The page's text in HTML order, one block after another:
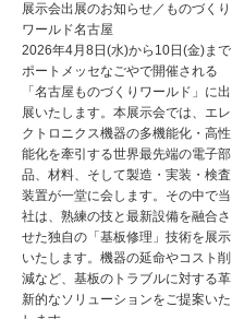
展示会出展のお知らせ／ものづくり
ワールド名古屋
2026年4月8日(水)から10日(金)まで
ポートメッセなごやで開催される
「名古屋ものづくりワールド」に出
展いたします。本展示会では、エレ
クトロニクス機器の多機能化・高性
能化を牽引する世界最先端の電子部
品、材料、そして製造・実装・検査
装置が一堂に会します。その中で当
社は、熟練の技と最新設備を融合さ
せた独自の「基板修理」技術を展示
いたします。機器の延命やコスト削
減など、基板のトラブルに対する革
新的なソリューションをご提案いた